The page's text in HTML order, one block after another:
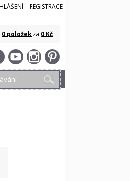
REGISTRACE
0 položek za 0 Kč